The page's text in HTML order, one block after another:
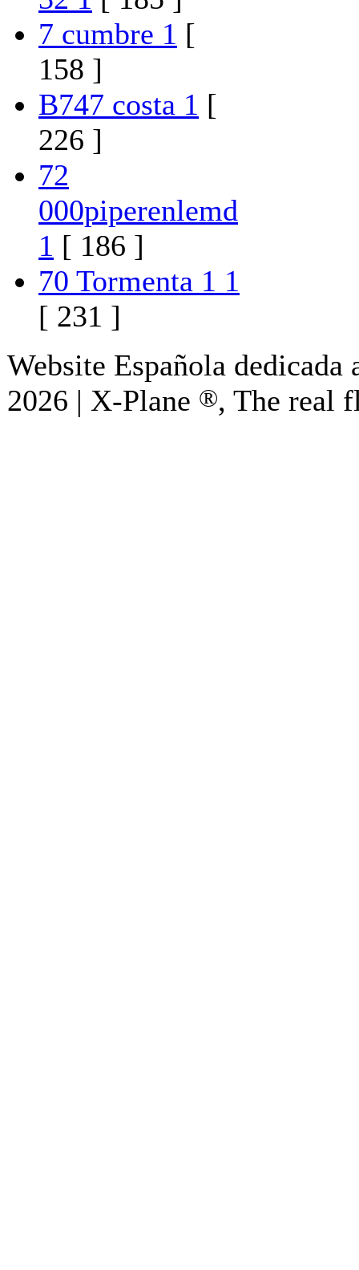
7 cumbre 1 [
158 ]
B747 costa 1 [
226 ]
72
000piperenlemd
1 [ 186 ]
70 Tormenta 1 1
[ 231 ]
Website Española
2026 | X-Plane ®, The real